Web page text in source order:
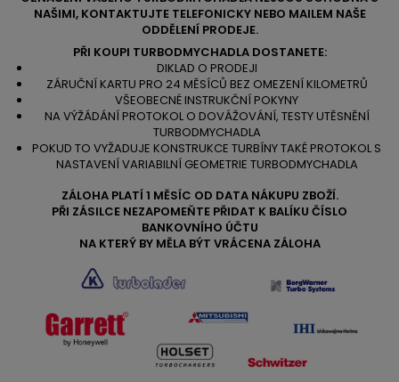
NAŠIMI, KONTAKTUJTE TELEFONICKY NEBO MAILEM NAŠE
ODDĚLENÍ PRODEJE.
PŘI KOUPI TURBODMYCHADLA DOSTANETE:
DIKLAD O PRODEJI
ZÁRUČNÍ KARTU PRO 24 MĚSÍCŮ BEZ OMEZENÍ KILOMETRŮ
VŠEOBECNÉ INSTRUKČNÍ POKYNY
NA VÝŽÁDÁNÍ PROTOKOL O DOVÁŽOVÁNÍ, TESTY UTĚSNĚNÍ
TURBODMYCHADLA
POKUD TO VYŽADUJE KONSTRUKCE TURBÍNY TAKÉ PROTOKOL S
NASTAVENÍ VARIABILNÍ GEOMETRIE TURBODMYCHADLA
ZÁLOHA PLATÍ 1 MĚSÍC OD DATA NÁKUPU ZBOŽÍ.
PŘI ZÁSILCE NEZAPOMEŇTE PŘIDAT K BALÍKU ČÍSLO
BANKOVNÍHO ÚČTU
NA KTERÝ BY MĚLA BÝT VRÁCENA ZÁLOHA